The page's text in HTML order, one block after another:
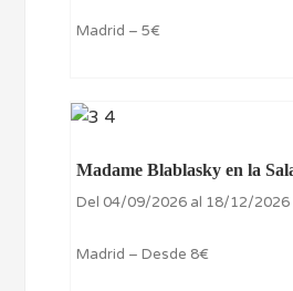
Madrid – 5€
Madame Blablasky en la
Del 04/09/2026 al 18/12/2026
Madrid – Desde 8€